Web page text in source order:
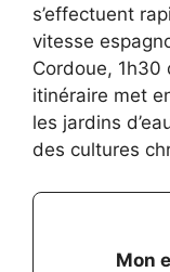
s’effectuent
vitesse
Cordoue, 1h30
itinéraire met
les jardins
des cultures
Mon